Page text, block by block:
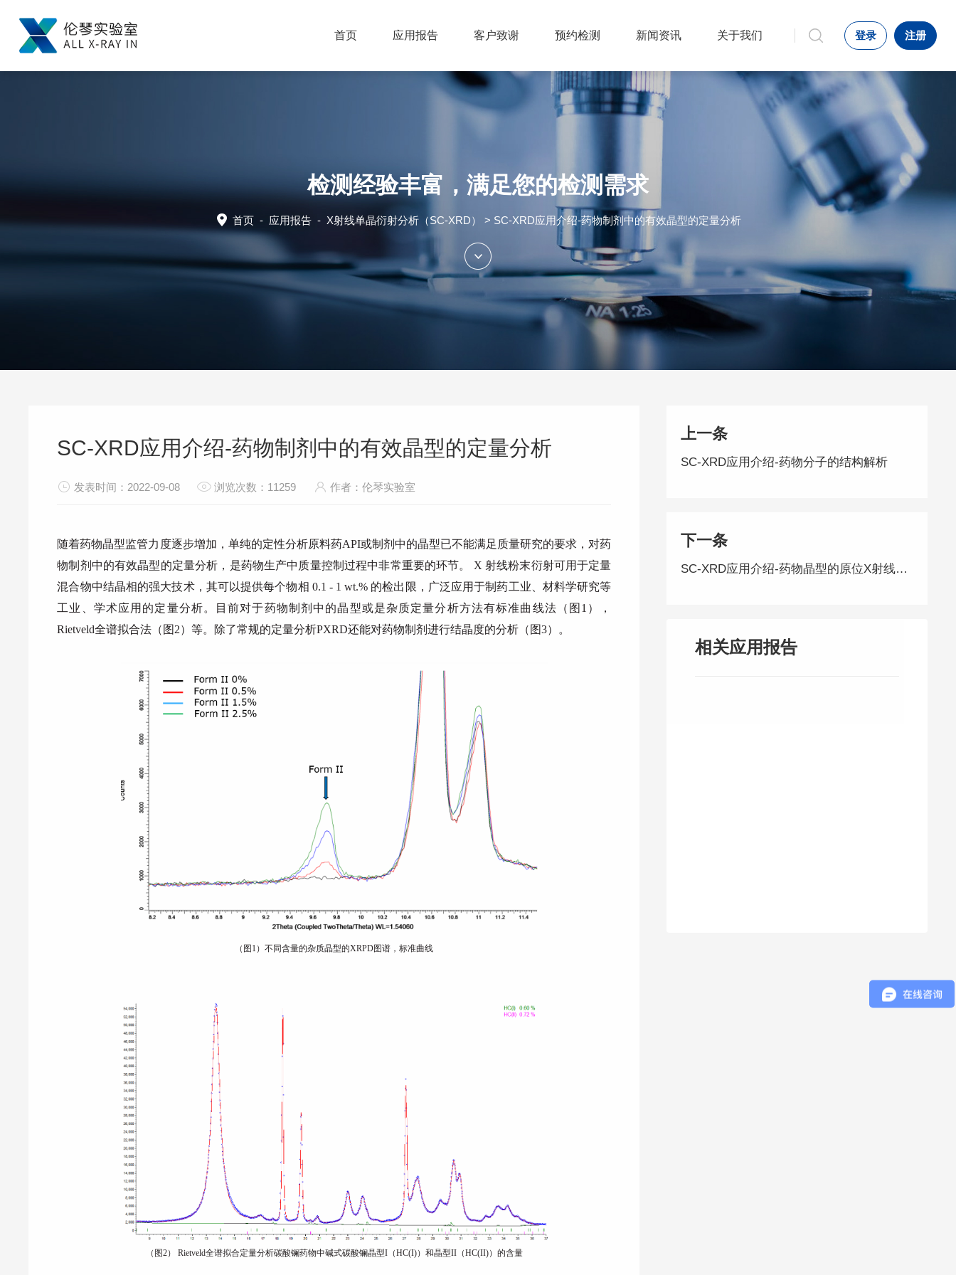
登录 注册
首页 应用报告 客户致谢 预约检测 新闻资讯 关于我们
检测经验丰富，满足您的检测需求
首页 - 应用报告 - X射线单晶衍射分析（SC-XRD） > SC-XRD应用介绍-药物制剂中的有效晶型的定量分析
SC-XRD应用介绍-药物制剂中的有效晶型的定量分析
发表时间：2022-09-08 浏览次数：11259 作者：伦琴实验室
随着药物晶型监管力度逐步增加，单纯的定性分析原料药API或制剂中的晶型已不能满足质量研究的要求，对药
物制剂中的有效晶型的定量分析，是药物生产中质量控制过程中非常重要的环节。 X 射线粉末衍射可用于定量
混合物中结晶相的强大技术，其可以提供每个物相 0.1 - 1 wt.% 的检出限，广泛应用于制药工业、材料学研究等
工业、学术应用的定量分析。目前对于药物制剂中的晶型或是杂质定量分析方法有标准曲线法（图1），
Rietveld全谱拟合法（图2）等。除了常规的定量分析PXRD还能对药物制剂进行结晶度的分析（图3）。
（图1）不同含量的杂质晶型的XRPD图谱，标准曲线
（图2） Rietveld全谱拟合定量分析碳酸镧药物中碱式碳酸镧晶型I（HC(I)）和晶型II（HC(II)）的含量
上一条
SC-XRD应用介绍-药物分子的结构解析
下一条
SC-XRD应用介绍-药物晶型的原位X射线研究
相关应用报告